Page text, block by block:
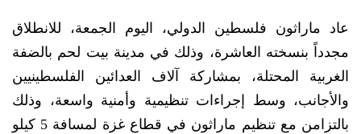
عاد ماراثون فلسطين الدولي، اليوم الجمعة، للانطلاق
مجدداً بنسخته العاشرة، وذلك في مدينة بيت لحم بالضفة
الغربية المحتلة، بمشاركة آلاف العدائين الفلسطينيين
والأجانب، وسط إجراءات تنظيمية وأمنية واسعة، وذلك
بالتزامن مع تنظيم ماراثون في قطاع غزة لمسافة 5 كيلو